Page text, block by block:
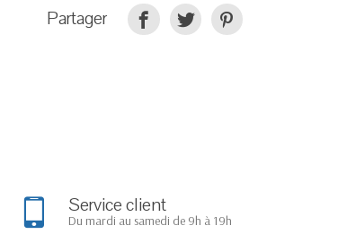
Partager
Service client
Du mardi au samedi de 9h à 19h